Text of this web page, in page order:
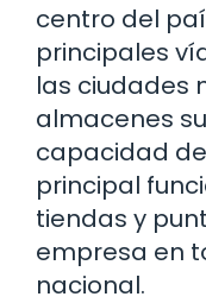
centro del
principales
las ciudades
almacenes
capacidad
principal
tiendas y
empresa en
nacional.